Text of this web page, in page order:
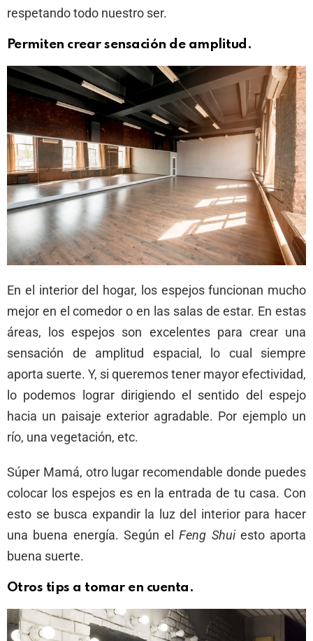
respetando todo nuestro ser.
Permiten crear sensación de amplitud.
En el interior del hogar, los espejos funcionan mucho
mejor en el comedor o en las salas de estar. En estas
áreas, los espejos son excelentes para crear una
sensación de amplitud espacial, lo cual siempre
aporta suerte. Y, si queremos tener mayor efectividad,
lo podemos lograr dirigiendo el sentido del espejo
hacia un paisaje exterior agradable. Por ejemplo un
río, una vegetación, etc.
Súper Mamá, otro lugar recomendable donde puedes
colocar los espejos es en la entrada de tu casa. Con
esto se busca expandir la luz del interior para hacer
una buena energía. Según elFeng Shui esto aporta
buena suerte.
Otros tips a tomar en cuenta.